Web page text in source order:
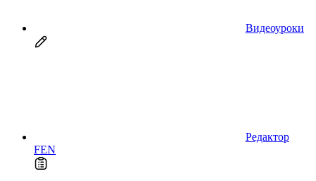
Видеоуроки
Редактор
FEN